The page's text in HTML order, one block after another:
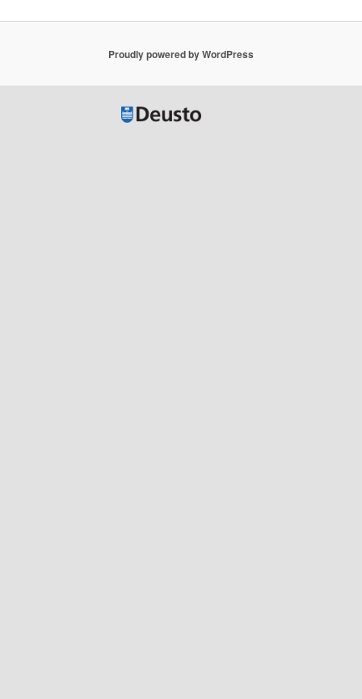
Proudly powered by WordPress